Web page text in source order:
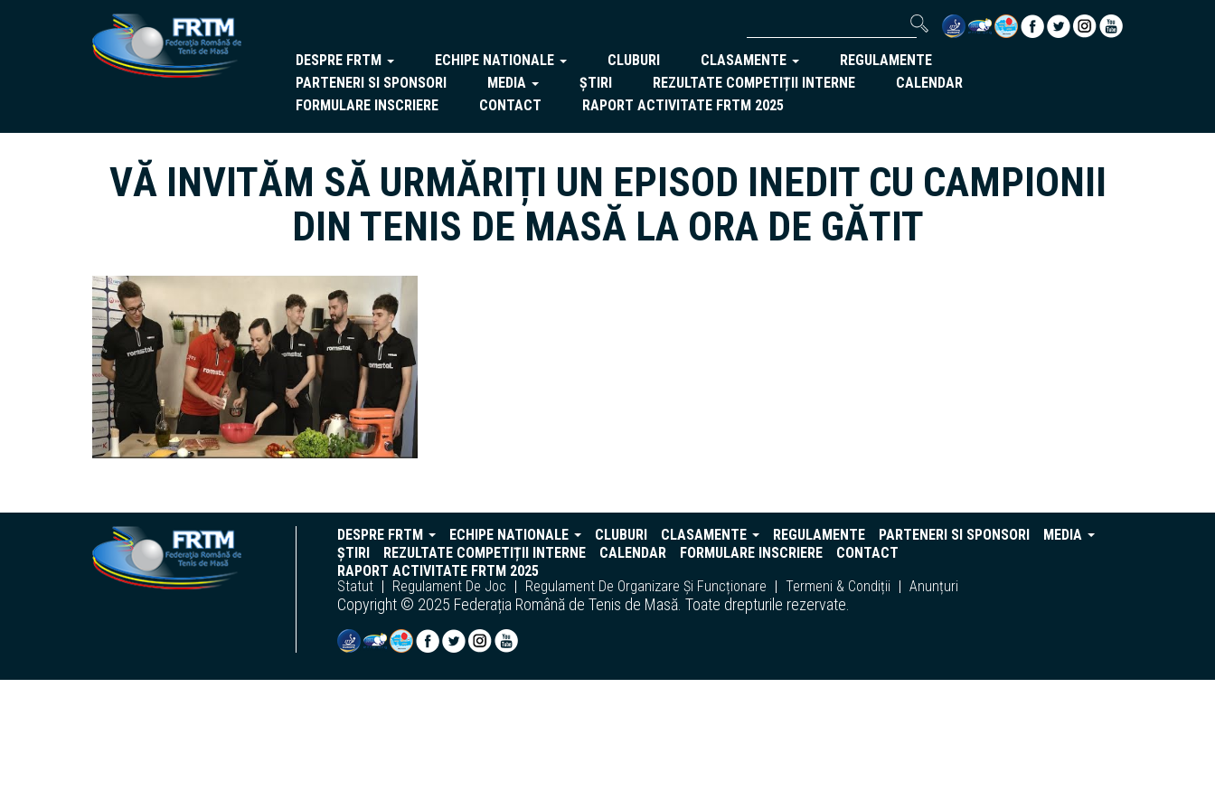
DESPRE FRTM ECHIPE NATIONALE CLUBURI CLASAMENTE
REGULAMENTE
PARTENERI SI SPONSORI
MEDIA ȘTIRI REZULTATE COMPETIȚII INTERNE
CALENDAR
FORMULARE INSCRIERE
CONTACT RAPORT ACTIVITATE FRTM 2025
VĂ INVITĂM SĂ URMĂRIȚI UN EPISOD INEDIT CU CAMPIONII
DIN TENIS DE MASĂ LA ORA DE GĂTIT
DESPRE FRTM ECHIPE NATIONALE CLUBURI CLASAMENTE REGULAMENTE PARTENERI SI SPONSORI
MEDIA
ȘTIRI
REZULTATE COMPETIȚII INTERNE CALENDAR FORMULARE INSCRIERE
CONTACT
RAPORT ACTIVITATE FRTM 2025
Statut
Regulament De Joc Regulament De Organizare Și Funcționare Termeni & Condiții Anunțuri
Copyright © 2025 Federația Română de Tenis de Masă. Toate drepturile rezervate.